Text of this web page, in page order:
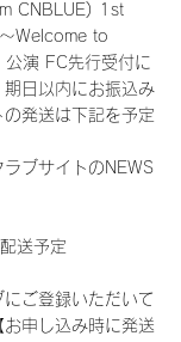
CNBLUE) 1st
Welcome to
公演 FC先行受付に
日以内にお振込み
発送は下記を予定
ブサイトのNEWS
送予定
ご登録いただいて
申し込み時に発送